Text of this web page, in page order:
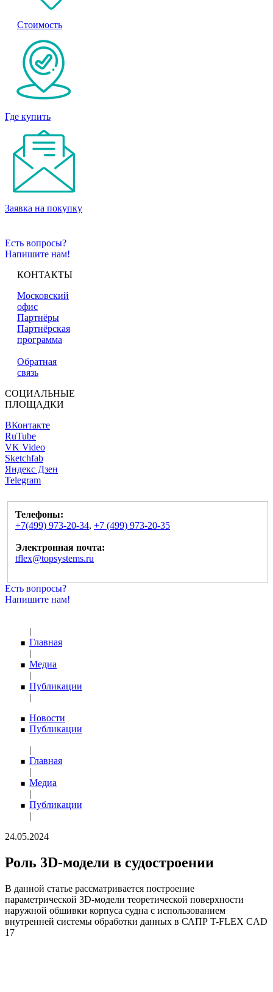
Стоимость
Где купить
Заявка на покупку
Есть вопросы?
Напишите нам!
КОНТАКТЫ
Московский
офис
Партнёры
Партнёрская
программа
Обратная
связь
СОЦИАЛЬНЫЕ
ПЛОЩАДКИ
ВКонтакте
RuTube
VK Video
Sketchfab
Яндекс Дзен
Telegram
Телефоны:
+7(499) 973-20-34, +7 (499) 973-20-35
Электронная почта:
tflex@topsystems.ru
Есть вопросы?
Напишите нам!
|
Главная
|
Медиа
|
Публикации
|
Новости
Публикации
|
Главная
|
Медиа
|
Публикации
|
24.05.2024
Роль 3D-модели в судостроении
В данной статье рассматривается построение
параметрической 3D-модели теоретической поверхности
наружной обшивки корпуса судна с использованием
внутренней системы обработки данных в САПР T-FLEX CAD
17